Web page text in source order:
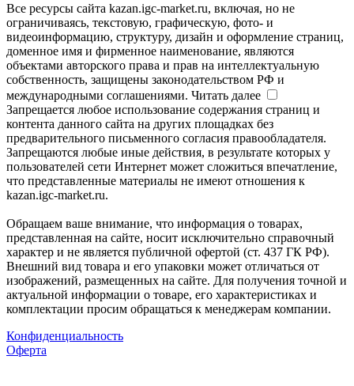
Все ресурсы сайта kazan.igc-market.ru, включая, но не
ограничиваясь, текстовую, графическую, фото- и
видеоинформацию, структуру, дизайн и оформление страниц,
доменное имя и фирменное наименование, являются
объектами авторского права и прав на интеллектуальную
собственность, защищены законодательством РФ и
международными соглашениями. Читать далее
Запрещается любое использование содержания страниц и
контента данного сайта на других площадках без
предварительного письменного согласия правообладателя.
Запрещаются любые иные действия, в результате которых у
пользователей сети Интернет может сложиться впечатление,
что представленные материалы не имеют отношения к
kazan.igc-market.ru.
Обращаем ваше внимание, что информация о товарах,
представленная на сайте, носит исключительно справочный
характер и не является публичной офертой (ст. 437 ГК РФ).
Внешний вид товара и его упаковки может отличаться от
изображений, размещенных на сайте. Для получения точной и
актуальной информации о товаре, его характеристиках и
комплектации просим обращаться к менеджерам компании.
Конфиденциальность
Оферта